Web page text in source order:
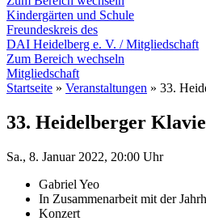
Kindergärten und Schule
Freundeskreis des
DAI Heidelberg e. V. / Mitgliedschaft
Zum Bereich wechseln
Mitgliedschaft
Startseite » Veranstaltungen » 33.
33. Heidelberger
Sa., 8. Januar 2022, 20:00 Uhr
Gabriel Yeo
In Zusammenarbeit mit der
Konzert